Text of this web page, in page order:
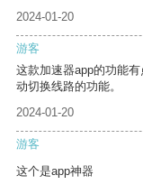
2024-01-20
游客
这款加速器app的功能
动切换线路的功能。
2024-01-20
游客
这个是app神器